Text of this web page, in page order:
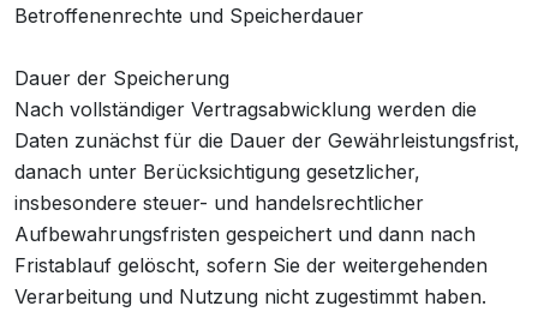
Betroffenenrechte und Speicherdauer
Dauer der Speicherung
Nach vollständiger Vertragsabwicklung werden die
Daten zunächst für die Dauer der Gewährleistungsfrist,
danach unter Berücksichtigung gesetzlicher,
insbesondere steuer- und handelsrechtlicher
Aufbewahrungsfristen gespeichert und dann nach
Fristablauf gelöscht, sofern Sie der weitergehenden
Verarbeitung und Nutzung nicht zugestimmt haben.